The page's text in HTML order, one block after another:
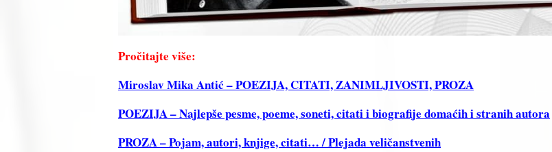
Pročitajte više:
Miroslav Mika Antić – POEZIJA, CITATI, ZANIMLJIVOSTI, PROZA
POEZIJA – Najlepše pesme, poeme, soneti, citati i biografije domaćih i stranih autora
PROZA – Pojam, autori, knjige, citati… / Plejada veličanstvenih